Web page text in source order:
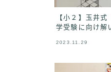
【小２】玉井
学受験に向け解
2023.11.29